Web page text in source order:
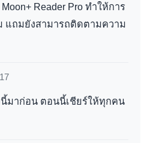
Reader Pro ทำให้การ
แถมยังสามารถติดตามความ
มาก่อน ตอนนี้เชียร์ให้ทุกคน